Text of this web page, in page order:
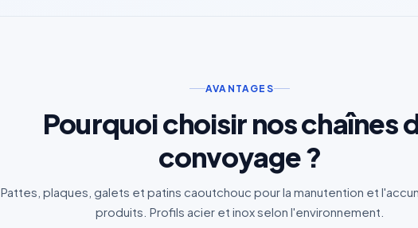
AVANTAGES
Pourquoi choisir nos chaînes
convoyage ?
Pattes, plaques, galets et patins caoutchouc pour la manutention et
produits. Profils acier et inox selon l'environnement.